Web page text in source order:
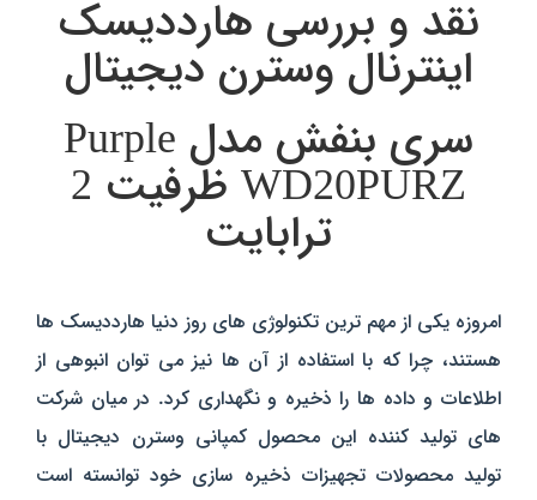
نقد و بررسی هارددیسک
اینترنال وسترن دیجیتال
سری بنفش مدل Purple
WD20PURZ ظرفیت 2
ترابایت
امروزه یکی از مهم ترین تکنولوژی های روز دنیا هارددیسک ها
هستند، چرا که با استفاده از آن ها نیز می توان انبوهی از
اطلاعات و داده ها را ذخیره و نگهداری کرد. در میان شرکت
های تولید کننده این محصول کمپانی وسترن دیجیتال با
تولید محصولات تجهیزات ذخیره سازی خود توانسته است